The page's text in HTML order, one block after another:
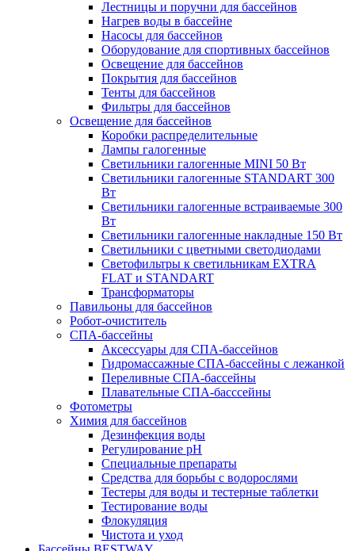
Лестницы и поручни для бассейнов
Нагрев воды в бассейне
Насосы для бассейнов
Оборудование для спортивных бассейнов
Освещение для бассейнов
Покрытия для бассейнов
Тенты для бассейнов
Фильтры для бассейнов
Освещение для бассейнов
Коробки распределительные
Лампы галогенные
Светильники галогенные MINI 50 Вт
Светильники галогенные STANDART 300
Вт
Светильники галогенные встраиваемые 300
Вт
Светильники галогенные накладные 150 Вт
Светильники с цветными светодиодами
Светофильтры к светильникам EXTRA
FLAT и STANDART
Трансформаторы
Павильоны для бассейнов
Робот-очиститель
СПА-бассейны
Аксессуары для СПА-бассейнов
Гидромассажные СПА-бассейны с лежанкой
Переливные СПА-бассейны
Плавательные СПА-басссейны
Фотометры
Химия для бассейнов
Дезинфекция воды
Регулирование pH
Специальные препараты
Средства для борьбы с водорослями
Тестеры для воды и тестерные таблетки
Тестирование воды
Флокуляция
Чистота и уход